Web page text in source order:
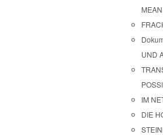
UND
IM
DIE